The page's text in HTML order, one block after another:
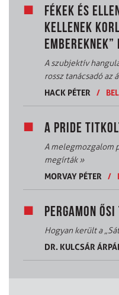
FÉKEK ÉS
KELLENEK
EMBEREKNEK”
A szubjektív
rossz tanácsadó az
HACK PÉTER
/
A PRIDE
A melegmozgalom
megírták»
MORVAY PÉTER
/
PERGAMON
Hogyan került a
DR. KULCSÁR